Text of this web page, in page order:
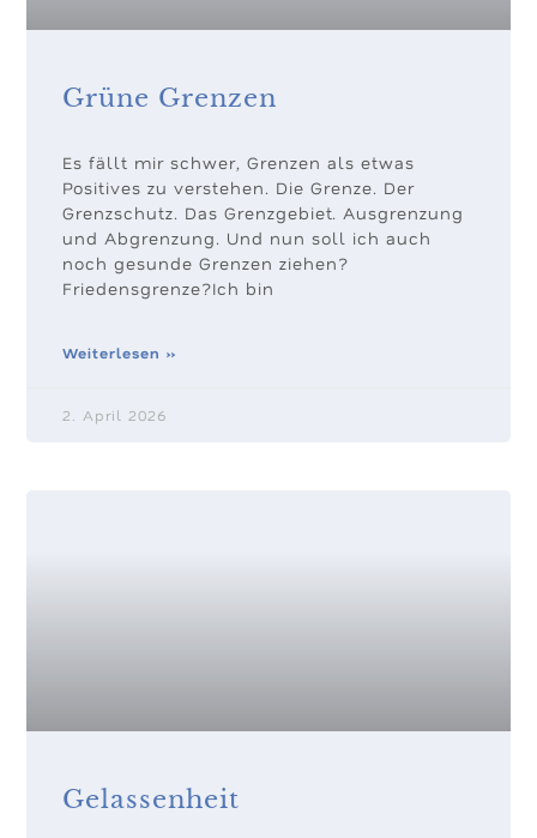
Grüne Grenzen
Es fällt mir schwer, Grenzen als etwas
Positives zu verstehen. Die Grenze. Der
Grenzschutz. Das Grenzgebiet. Ausgrenzung
und Abgrenzung. Und nun soll ich auch
noch gesunde Grenzen ziehen?
Friedensgrenze?Ich bin
Weiterlesen »
2. April 2026
Gelassenheit